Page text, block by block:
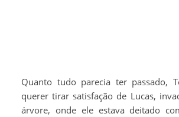
Quanto tudo parecia ter passado,
querer tirar satisfação de Lucas,
árvore, onde ele estava deitado